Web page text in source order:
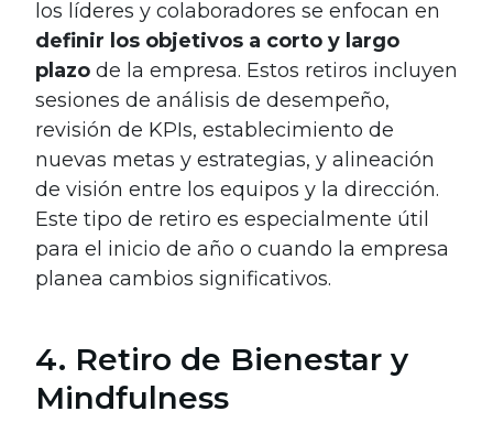
los líderes y colaboradores se enfocan en
definir los objetivos a corto y largo
plazo de la empresa. Estos retiros incluyen
sesiones de análisis de desempeño,
revisión de KPIs, establecimiento de
nuevas metas y estrategias, y alineación
de visión entre los equipos y la dirección.
Este tipo de retiro es especialmente útil
para el inicio de año o cuando la empresa
planea cambios significativos.
4. Retiro de Bienestar y
Mindfulness